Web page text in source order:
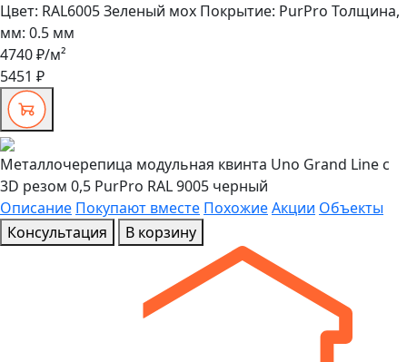
Цвет: RAL6005 Зеленый мох Покрытие: PurPro Толщина,
мм: 0.5 мм
4740 ₽/м²
5451 ₽
Металлочерепица модульная квинта Uno Grand Line c
3D резом 0,5 PurPro RAL 9005 черный
Описание Покупают вместе ПохожиеАкции Объекты
Консультация
В корзину